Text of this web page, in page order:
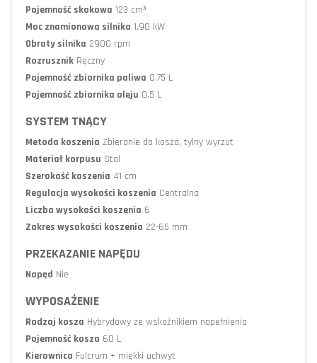
Pojemność skokowa 123 cm³
Moc znamionowa silnika 1,90 kW
Obroty silnika 2900 rpm
Rozrusznik Ręczny
Pojemność zbiornika paliwa 0,75 L
Pojemność zbiornika oleju 0,5 L
SYSTEM TNĄCY
Metoda koszenia Zbieranie do kosza, tylny wyrzut
Materiał korpusu Stal
Szerokość koszenia 41 cm
Regulacja wysokości koszenia Centralna
Liczba wysokości koszenia 6
Zakres wysokości koszenia 22-65 mm
PRZEKAZANIE NAPĘDU
Napęd Nie
WYPOSAŻENIE
Rodzaj kosza Hybrydowy ze wskaźnikiem napełnienia
Pojemność kosza 60 L
Kierownica Fulcrum + miękki uchwyt